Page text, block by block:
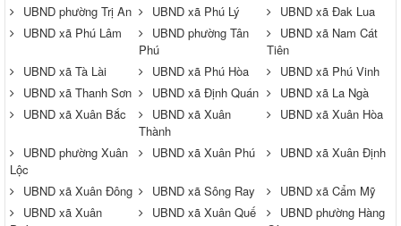
UBND phường Trị An UBND xã Phú Lý
UBND xã Đak Lua
UBND xã Phú Lâm
UBND phường Tân
Phú
UBND xã Nam Cát
Tiên
UBND xã Tà Lài
UBND xã Phú Hòa
UBND xã Phú Vinh
UBND xã Thanh Sơn
UBND xã Định Quán
UBND xã La Ngà
UBND xã Xuân Bắc
UBND xã Xuân
Thành
UBND xã Xuân Hòa
UBND phường Xuân
Lộc
UBND xã Xuân Phú UBND xã Xuân Định
UBND xã Xuân Đông UBND xã Sông Ray
UBND xã Cẩm Mỹ
UBND xã Xuân
UBND xã Xuân Quế
UBND phường Hàng